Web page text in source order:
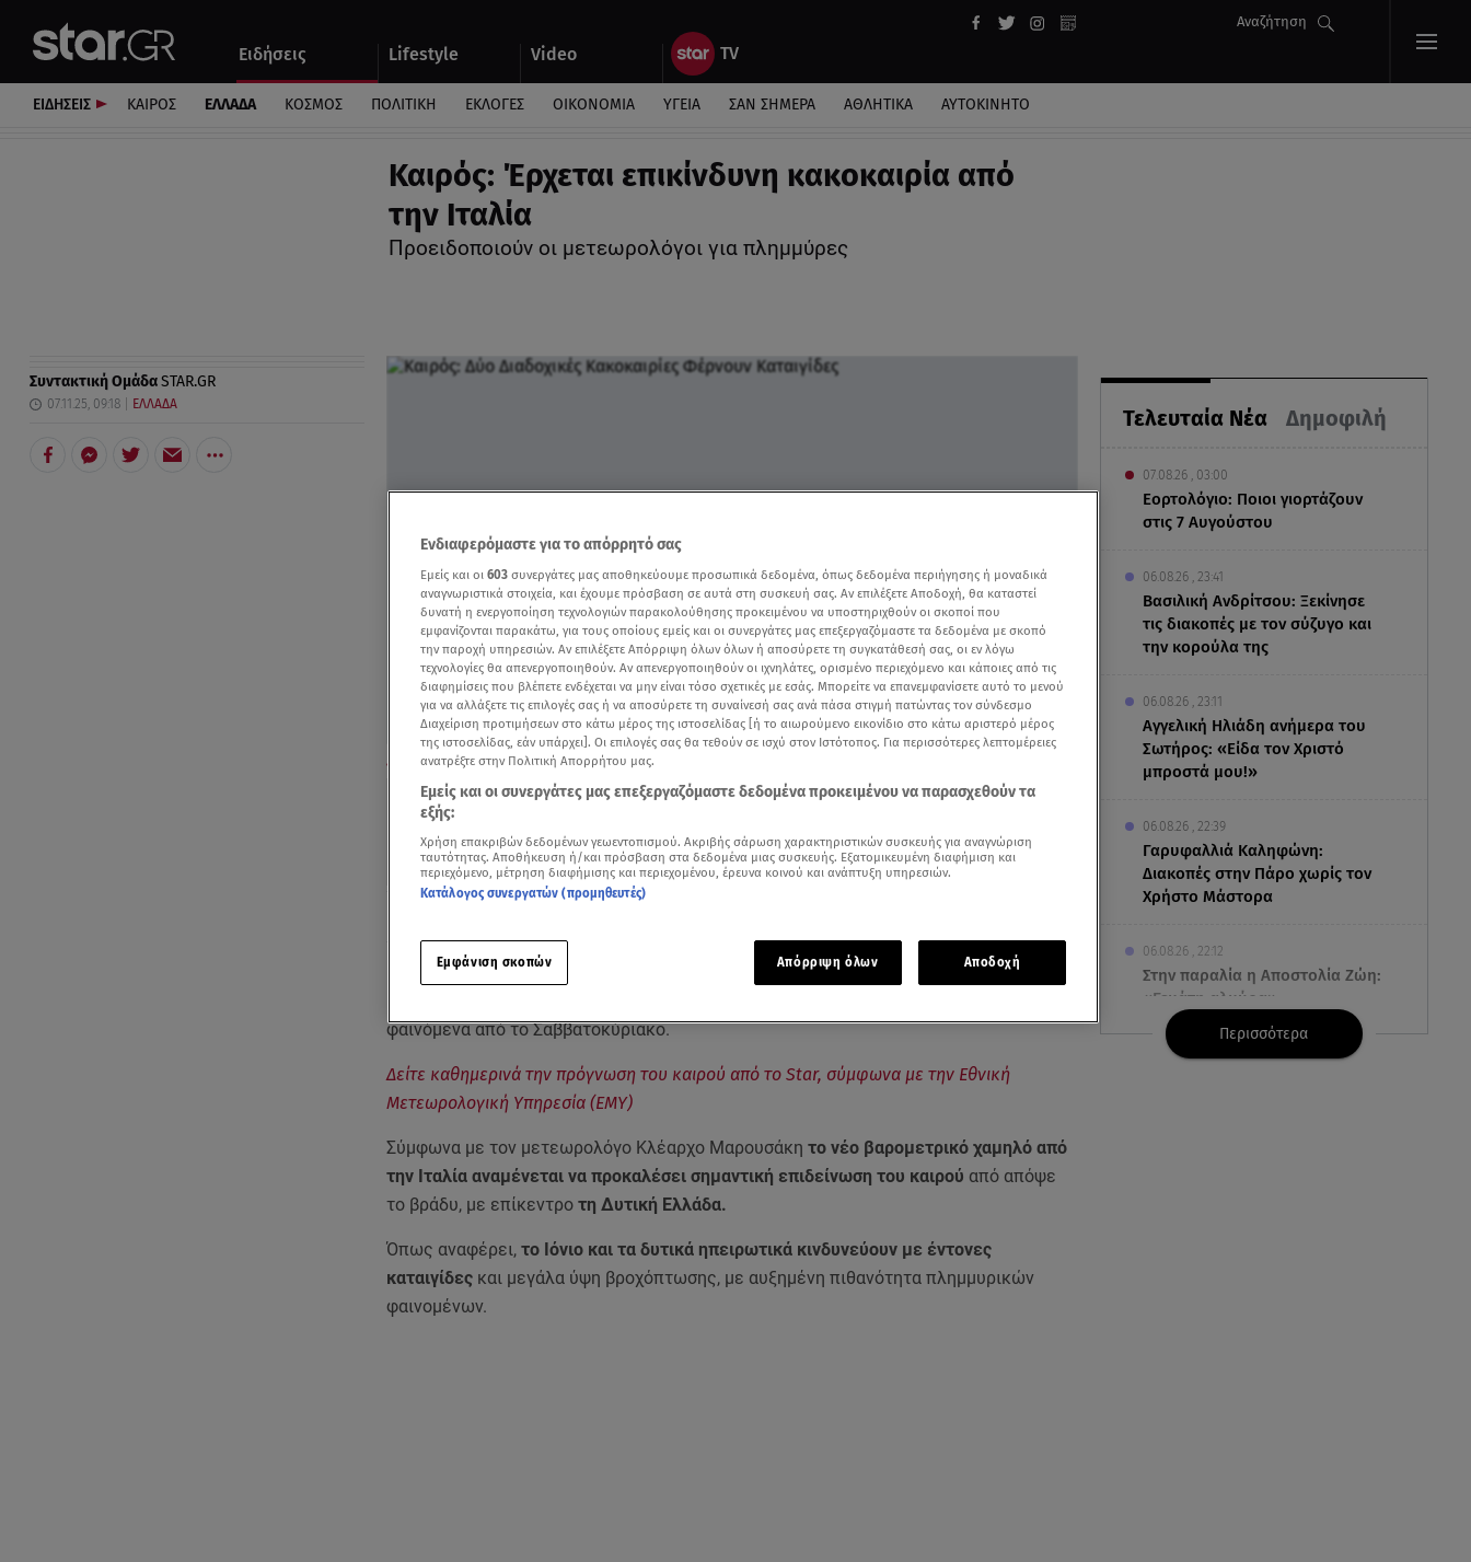
Ειδήσεις Lifestyle Video
Αναζήτηση
Αυτοκίνητο
ΕΙΔΗΣΕΙΣ ΚΑΙΡΟΣ ΕΛΛΑΔΑ ΚΟΣΜΟΣ ΠΟΛΙΤΙΚΗ ΕΚΛΟΓΕΣ ΟΙΚΟΝΟΜΙΑ ΥΓΕΙΑ ΣΑΝ ΣΗΜΕΡΑ ΑΘΛΗΤΙΚΑ ΑΥΤΟΚΙΝΗΤΟ
Καιρός: Έρχεται επικίνδυνη κακοκαιρία από
την Ιταλία
Προειδοποιούν οι μετεωρολόγοι για πλημμύρες
Τελευταία Νέα Δημοφιλή
07.08.26 , 03:00
Εορτολόγιο: Ποιοι γιορτάζουν
στις 7 Αυγούστου
06.08.26 , 23:41
Βασιλική Ανδρίτσου: Ξεκίνησε
τις διακοπές με τον σύζυγο και
την κορούλα της
06.08.26 , 23:11
Αγγελική Ηλιάδη ανήμερα του
Σωτήρος: «Είδα τον Χριστό
μπροστά μου!»
06.08.26 , 22:39
Γαρυφαλλιά Καληφώνη:
Διακοπές στην Πάρο χωρίς τον
Χρήστο Μάστορα
06.08.26 , 22:12
Στην παραλία η Αποστολία Ζώη:
«Γεμάτη αλμύρα»
06.08.26 , 22:10
Περισσότερα
Συντακτική ΟμάδαSTAR.GR
07.11.25, 09:18 ΕΛΛΑΔΑ
H πρόγνωση του καιρού για σήμερα Παρασκευή 7/11
Δείτε περισσότερα άρθρα μας στα αποτελέσματα αναζήτησης
Add star.gr on Google
Πρόσκαιρη θα είναι η βελτίωση του
σήμερα Παρασκευή, καθώς ένα νέο
φαινόμενα από το Σαββατοκύριακο.
Δείτε καθημερινά την πρόγνωση του καιρού από το Star, σύμφωνα με την Εθνική
Μετεωρολογική Υπηρεσία (ΕΜΥ)
Σύμφωνα με τον μετεωρολόγο Κλέαρχο Μαρουσάκη το νέο βαρομετρικό χαμηλό από
την Ιταλία αναμένεται να προκαλέσει σημαντική επιδείνωση του καιρού από απόψε
το βράδυ, με επίκεντρο τη Δυτική Ελλάδα.
Όπως αναφέρει, το Ιόνιο και τα δυτικά ηπειρωτικά κινδυνεύουν με έντονες
καταιγίδες και μεγάλα ύψη βροχόπτωσης, με αυξημένη πιθανότητα πλημμυρικών
φαινομένων.
Ενδιαφερόμαστε για το απόρρητό σας
Εμείς και οι 603 συνεργάτες μας αποθηκεύουμε προσωπικά δεδομένα, όπως δεδομένα περιήγησης ή μοναδικά
αναγνωριστικά στοιχεία, και έχουμε πρόσβαση σε αυτά στη συσκευή σας. Αν επιλέξετε Αποδοχή, θα καταστεί
δυνατή η ενεργοποίηση τεχνολογιών παρακολούθησης προκειμένου να υποστηριχθούν οι σκοποί που
εμφανίζονται παρακάτω, για τους οποίους εμείς και οι συνεργάτες μας επεξεργαζόμαστε τα δεδομένα με σκοπό
την παροχή υπηρεσιών. Αν επιλέξετε Απόρριψη όλων όλων ή αποσύρετε τη συγκατάθεσή σας, οι εν λόγω
τεχνολογίες θα απενεργοποιηθούν. Αν απενεργοποιηθούν οι ιχνηλάτες, ορισμένο περιεχόμενο και κάποιες από τις
διαφημίσεις που βλέπετε ενδέχεται να μην είναι τόσο σχετικές με εσάς. Μπορείτε να επανεμφανίσετε αυτό το μενού
για να αλλάξετε τις επιλογές σας ή να αποσύρετε τη συναίνεσή σας ανά πάσα στιγμή πατώντας τον σύνδεσμο
Διαχείριση προτιμήσεων στο κάτω μέρος της ιστοσελίδας [ή το αιωρούμενο εικονίδιο στο κάτω αριστερό μέρος
της ιστοσελίδας, εάν υπάρχει]. Οι επιλογές σας θα τεθούν σε ισχύ στον Ιστότοπος. Για περισσότερες λεπτομέρειες
ανατρέξτε στην Πολιτική Απορρήτου μας.
Εμείς και οι συνεργάτες μας επεξεργαζόμαστε δεδομένα προκειμένου να παρασχεθούν τα
εξής:
Χρήση επακριβών δεδομένων γεωεντοπισμού. Ακριβής σάρωση χαρακτηριστικών συσκευής για αναγνώριση
ταυτότητας. Αποθήκευση ή/και πρόσβαση στα δεδομένα μιας συσκευής. Εξατομικευμένη διαφήμιση και
περιεχόμενο, μέτρηση διαφήμισης και περιεχομένου, έρευνα κοινού και ανάπτυξη υπηρεσιών.
Κατάλογος συνεργατών (προμηθευτές)
Εμφάνιση σκοπών Απόρριψη όλων Αποδοχή